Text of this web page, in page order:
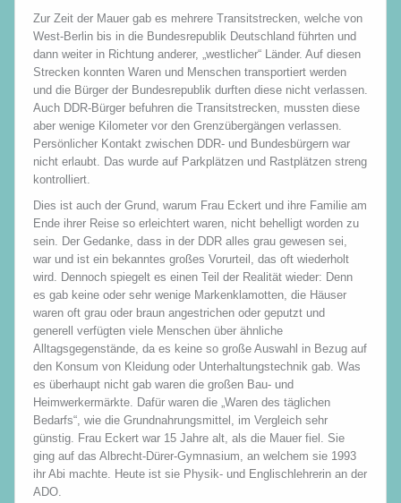
Zur Zeit der Mauer gab es mehrere Transitstrecken, welche von
West-Berlin bis in die Bundesrepublik Deutschland führten und
dann weiter in Richtung anderer, „westlicher“ Länder. Auf diesen
Strecken konnten Waren und Menschen transportiert werden
und die Bürger der Bundesrepublik durften diese nicht verlassen.
Auch DDR-Bürger befuhren die Transitstrecken, mussten diese
aber wenige Kilometer vor den Grenzübergängen verlassen.
Persönlicher Kontakt zwischen DDR- und Bundesbürgern war
nicht erlaubt. Das wurde auf Parkplätzen und Rastplätzen streng
kontrolliert.
Dies ist auch der Grund, warum Frau Eckert und ihre Familie am
Ende ihrer Reise so erleichtert waren, nicht behelligt worden zu
sein. Der Gedanke, dass in der DDR alles grau gewesen sei,
war und ist ein bekanntes großes Vorurteil, das oft wiederholt
wird. Dennoch spiegelt es einen Teil der Realität wieder: Denn
es gab keine oder sehr wenige Markenklamotten, die Häuser
waren oft grau oder braun angestrichen oder geputzt und
generell verfügten viele Menschen über ähnliche
Alltagsgegenstände, da es keine so große Auswahl in Bezug auf
den Konsum von Kleidung oder Unterhaltungstechnik gab. Was
es überhaupt nicht gab waren die großen Bau- und
Heimwerkermärkte. Dafür waren die „Waren des täglichen
Bedarfs“, wie die Grundnahrungsmittel, im Vergleich sehr
günstig. Frau Eckert war 15 Jahre alt, als die Mauer fiel. Sie
ging auf das Albrecht-Dürer-Gymnasium, an welchem sie 1993
ihr Abi machte. Heute ist sie Physik- und Englischlehrerin an der
ADO.